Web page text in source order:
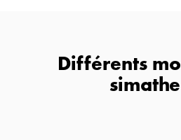
Différents